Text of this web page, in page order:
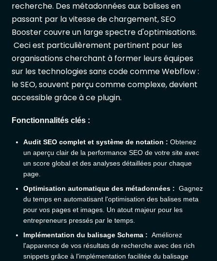
recherche. Des métadonnées aux balises en
passant par la vitesse de chargement, SEO
Booster couvre un large spectre d'optimisations.
Ceci est particulièrement pertinent pour les
organisations cherchant à former leurs équipes
sur les technologies sans code comme Webflow :
le SEO, souvent perçu comme complexe, devient
accessible grâce à ce plugin.
Fonctionnalités clés :
Audit SEO complet et système de notation : Obtenez
un aperçu clair de la performance SEO de votre site avec
un score global et des analyses détaillées pour chaque
page.
Optimisation automatique des métadonnées : Gagnez
du temps en automatisant l'optimisation des balises meta
pour vos pages et images. Un atout majeur pour les
entrepreneurs pressés par le temps.
Implémentation du balisage Schema : Améliorez
l'apparence de vos résultats de recherche avec des rich
snippets grâce à l'implémentation facilitée du balisage